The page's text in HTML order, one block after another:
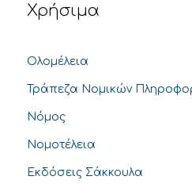
Χρήσιμα
Ολομέλεια
Τράπεζα Νομικών
Νόμος
Νομοτέλεια
Εκδόσεις Σάκκουλα